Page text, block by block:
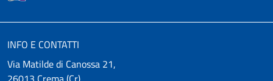
INFO E CONTATTI
Via Matilde di Canossa 21,